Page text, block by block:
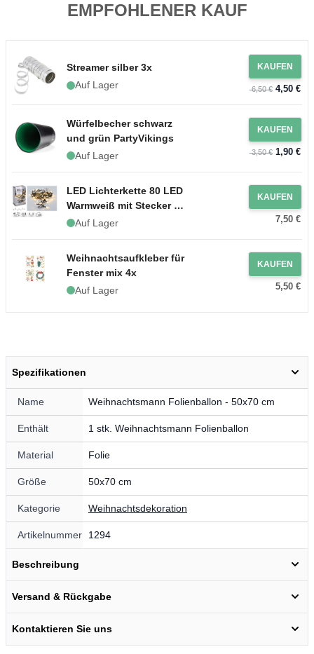
EMPFOHLENER KAUF
Streamer silber 3x
Auf Lager
KAUFEN
6,50 €4,50 €
Würfelbecher schwarz
und grün PartyVikings
Auf Lager
KAUFEN
3,50 €1,90 €
LED Lichterkette 80 LED
Warmweiß mit Stecker -
6 mAuf Lager
KAUFEN
7,50 €
Weihnachtsaufkleber für
Fenster mix 4x
Auf Lager
KAUFEN
5,50 €
Spezifikationen
Name Weihnachtsmann Folienballon - 50x70 cm
Enthält 1 stk. Weihnachtsmann Folienballon
Material Folie
Größe 50x70 cm
Kategorie Weihnachtsdekoration
Artikelnummer 1294
Beschreibung
Versand & Rückgabe
Kontaktieren Sie uns